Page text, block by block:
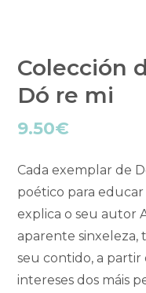
Colección
Dó re mi
9.50€
Cada exemplar de
poético para
explica o seu autor
aparente sinxeleza,
seu contido, a partir
intereses dos máis